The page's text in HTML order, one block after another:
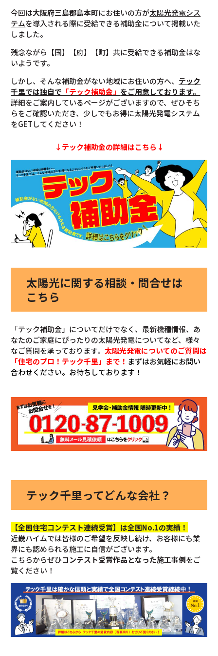
今回は大阪府三島郡島本町にお住いの方が太陽光発電シス
テムを導入される際に受給できる補助金について掲載いた
しました。
残念ながら【国】【府】【町】共に受給できる補助金はな
いようです。
しかし、そんな補助金がない地域にお住いの方へ、 テック
千里では独自で 「テック補助金」 をご用意しております。
詳細をご案内しているページがございますので、ぜひそち
らをご確認いただき、少しでもお得に太陽光発電システム
をGETしてください！
↓テック補助金の詳細はこちら↓
太陽光に関する相談・問合せは
こちら
「テック補助金」についてだけでなく、最新機種情報、あ
なたのご家庭にぴったりの太陽光発電についてなど、様々
なご質問を承っております。太陽光発電についてのご質問は
「住宅のプロ！テック千里」まで！ まずはお気軽にお問い
合わせください。お待ちしております！
テック千里ってどんな会社？
【全国住宅コンテスト連続受賞】は全国No.1の実績！
近畿ハイムでは皆様のご希望を反映し続け、お客様にも業
界にも認められる施工に自信がございます。
こちらからぜひコンテスト受賞作品となった施工事例をご
覧ください！